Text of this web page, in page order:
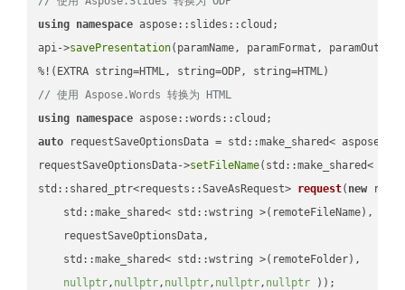
using namespace aspose::slides::cloud;
api->savePresentation(paramName, paramFormat,
// 使用 Aspose.Words 转换为 HTML
using namespace
auto requestSaveOptionsData = std::make_shared<
requestSaveOptionsData->setFileName(std::make_shared<
std::shared_ptr<requests::SaveAsRequest> request( new
    std::make_shared< std::wstring >(remoteFileName),
    requestSaveOptionsData,
    std::make_shared< std::wstring >(remoteFolder),
nullptr, nullptr, nullptr, nullptr, nullptr ))